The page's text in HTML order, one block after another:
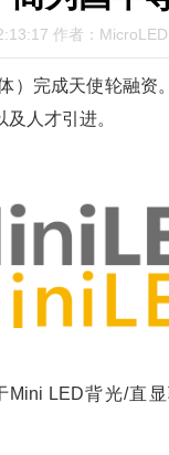
作者：
）完成天使轮融
人才引进。
LED背光/直